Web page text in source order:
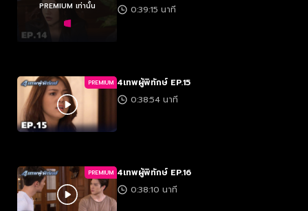
PREMIUM เท่านั้น
0:39:15 นาที
PREMIUM 4เทพผู้พิทักษ์ EP.15
0:38:54 นาที
PREMIUM 4เทพผู้พิทักษ์ EP.16
0:38:10 นาที